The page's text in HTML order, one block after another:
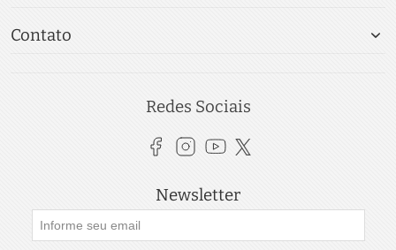
Contato
Redes Sociais
Newsletter